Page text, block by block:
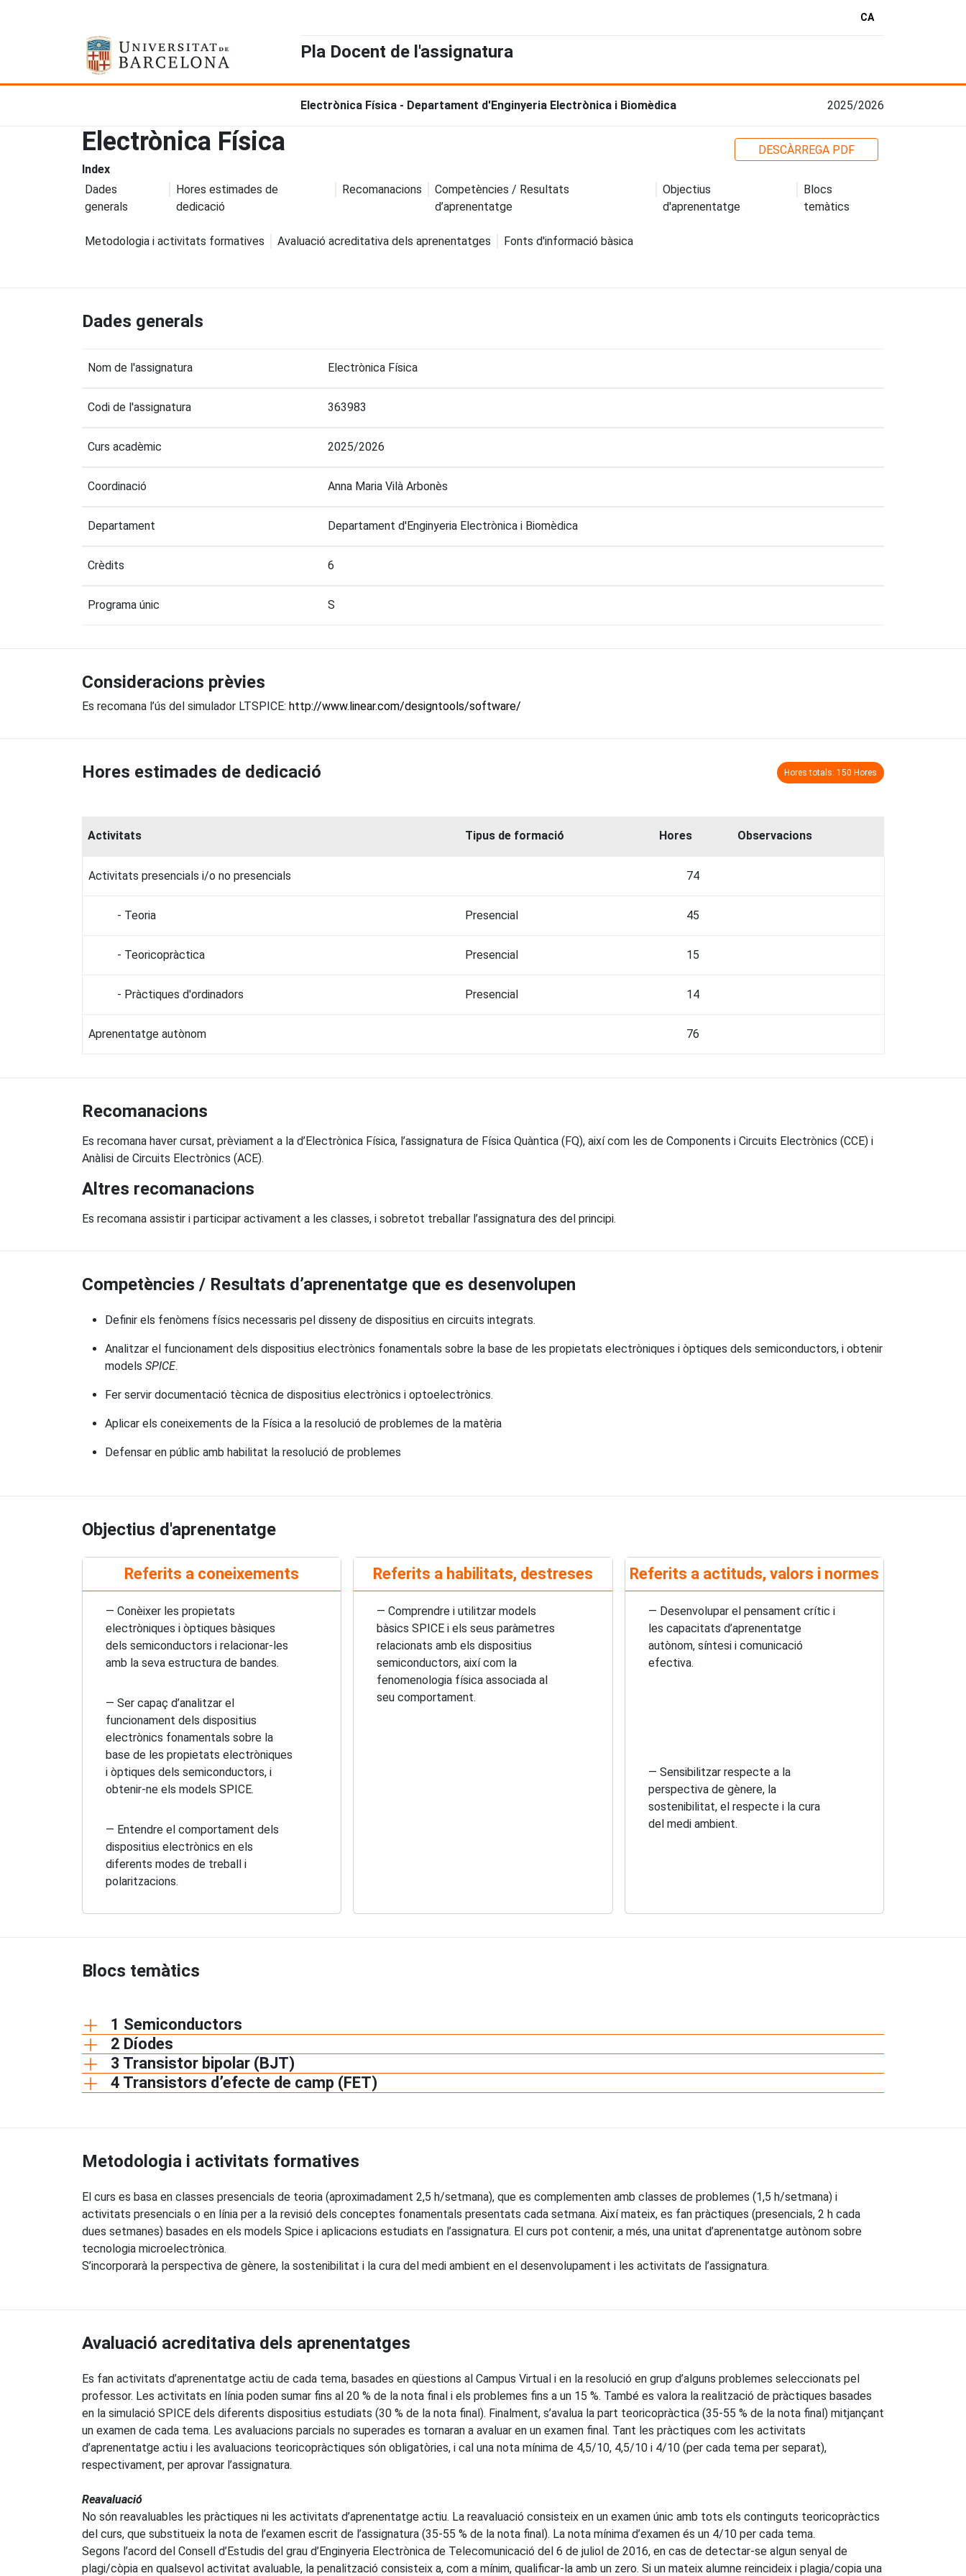
CA
Pla Docent de l'assignatura
Electrònica Física - Departament d'Enginyeria Electrònica i Biomèdica 2025/2026
Electrònica Física
DESCÀRREGA PDF
Index
Dades
generals
Hores estimades de
dedicació
Recomanacions
Competències / Resultats
d’aprenentatge
Objectius
d'aprenentatge
Blocs
temàtics
Metodologia i activitats formatives Avaluació acreditativa dels aprenentatges Fonts d'informació bàsica
Dades generals
Nom de l'assignatura Electrònica Física
Codi de l'assignatura 363983
Curs acadèmic 2025/2026
Coordinació Anna Maria Vilà Arbonès
Departament Departament d'Enginyeria Electrònica i Biomèdica
Crèdits 6
Programa únic S
Consideracions prèvies
Es recomana l’ús del simulador LTSPICE: http://www.linear.com/designtools/software/
Hores estimades de dedicació Hores totals: 150 Hores
Activitats Tipus de formació Hores Observacions
Activitats presencials i/o no presencials 74
- Teoria Presencial 45
- Teoricopràctica Presencial 15
- Pràctiques d'ordinadors Presencial 14
Aprenentatge autònom 76
Recomanacions
Es recomana haver cursat, prèviament a la d’Electrònica Física, l’assignatura de Física Quàntica (FQ), així com les de Components i Circuits Electrònics (CCE) i
Anàlisi de Circuits Electrònics (ACE).
Altres recomanacions
Es recomana assistir i participar activament a les classes, i sobretot treballar l’assignatura des del principi.
Competències / Resultats d’aprenentatge que es desenvolupen
Definir els fenòmens físics necessaris pel disseny de dispositius en circuits integrats.
Analitzar el funcionament dels dispositius electrònics fonamentals sobre la base de les propietats electròniques i òptiques dels semiconductors, i obtenir
models SPICE.
Fer servir documentació tècnica de dispositius electrònics i optoelectrònics.
Aplicar els coneixements de la Física a la resolució de problemes de la matèria
Defensar en públic amb habilitat la resolució de problemes
Objectius d'aprenentatge
Referits a coneixements
— Conèixer les propietats
electròniques i òptiques bàsiques
dels semiconductors i relacionar-les
amb la seva estructura de bandes.
— Ser capaç d’analitzar el
funcionament dels dispositius
electrònics fonamentals sobre la
base de les propietats electròniques
i òptiques dels semiconductors, i
obtenir-ne els models SPICE.
— Entendre el comportament dels
dispositius electrònics en els
diferents modes de treball i
polaritzacions.
Referits a habilitats, destreses
— Comprendre i utilitzar models
bàsics SPICE i els seus paràmetres
relacionats amb els dispositius
semiconductors, així com la
fenomenologia física associada al
seu comportament.
Referits a actituds, valors i normes
— Desenvolupar el pensament crític i
les capacitats d’aprenentatge
autònom, síntesi i comunicació
efectiva.
— Sensibilitzar respecte a la
perspectiva de gènere, la
sostenibilitat, el respecte i la cura
del medi ambient.
Blocs temàtics
1 Semiconductors
2 Díodes
3 Transistor bipolar (BJT)
4 Transistors d’efecte de camp (FET)
Metodologia i activitats formatives
El curs es basa en classes presencials de teoria (aproximadament 2,5 h/setmana), que es complementen amb classes de problemes (1,5 h/setmana) i
activitats presencials o en línia per a la revisió dels conceptes fonamentals presentats cada setmana. Així mateix, es fan pràctiques (presencials, 2 h cada
dues setmanes) basades en els models Spice i aplicacions estudiats en l’assignatura. El curs pot contenir, a més, una unitat d’aprenentatge autònom sobre
tecnologia microelectrònica.
S’incorporarà la perspectiva de gènere, la sostenibilitat i la cura del medi ambient en el desenvolupament i les activitats de l’assignatura.
Avaluació acreditativa dels aprenentatges
Es fan activitats d’aprenentatge actiu de cada tema, basades en qüestions al Campus Virtual i en la resolució en grup d’alguns problemes seleccionats pel
professor. Les activitats en línia poden sumar fins al 20 % de la nota final i els problemes fins a un 15 %. També es valora la realització de pràctiques basades
en la simulació SPICE dels diferents dispositius estudiats (30 % de la nota final). Finalment, s’avalua la part teoricopràctica (35-55 % de la nota final) mitjançant
un examen de cada tema. Les avaluacions parcials no superades es tornaran a avaluar en un examen final. Tant les pràctiques com les activitats
d’aprenentatge actiu i les avaluacions teoricopràctiques són obligatòries, i cal una nota mínima de 4,5/10, 4,5/10 i 4/10 (per cada tema per separat),
respectivament, per aprovar l’assignatura.
Reavaluació
No són reavaluables les pràctiques ni les activitats d’aprenentatge actiu. La reavaluació consisteix en un examen únic amb tots els continguts teoricopràctics
del curs, que substitueix la nota de l’examen escrit de l’assignatura (35-55 % de la nota final). La nota mínima d’examen és un 4/10 per cada tema.
Segons l’acord del Consell d’Estudis del grau d’Enginyeria Electrònica de Telecomunicació del 6 de juliol de 2016, en cas de detectar-se algun senyal de
plagi/còpia en qualsevol activitat avaluable, la penalització consisteix a, com a mínim, qualificar-la amb un zero. Si un mateix alumne reincideix i plagia/copia una